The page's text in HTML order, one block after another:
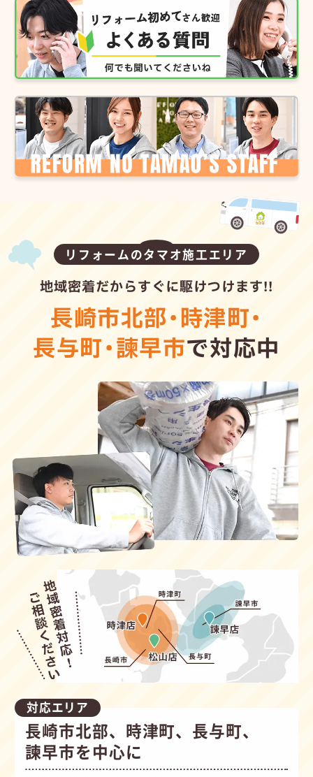
リフォームのタマオ施工エリア
地域密着だからすぐに駆けつけます!!
長崎市北部・時津町・
長与町・諫早市で対応中
対応エリア
長崎市北部、時津町、長与町、
諫早市を中心に